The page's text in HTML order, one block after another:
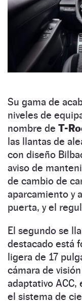
Su gama de
niveles de
nombre de T-
las llantas de
con diseño
aviso de
de cambio de
aparcamiento y
puerta, y el
El segundo se
destacado está
ligera de 17
cámara de
adaptativo
el sistema de